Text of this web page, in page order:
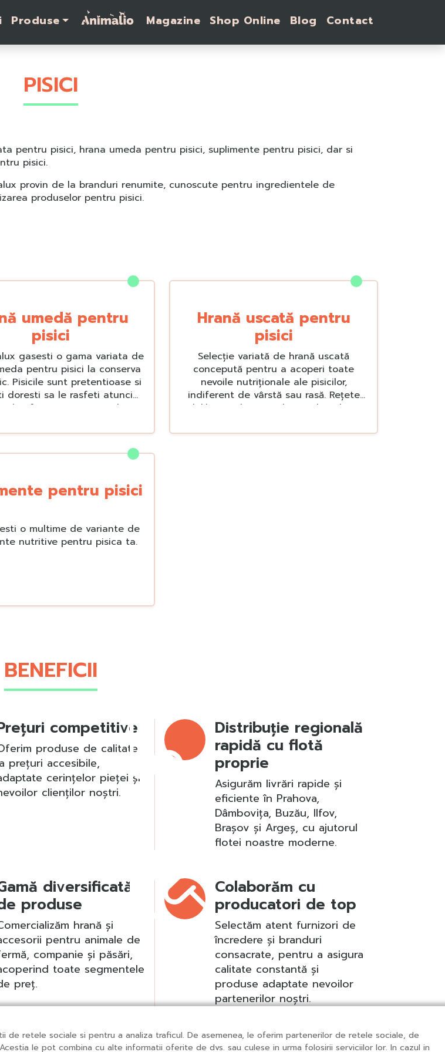
Produse Magazine Shop Online Blog Contact
PISICI
pentru pisici, hrana umeda pentru pisici, suplimente pentru pisici, dar si
pisici.
provin de la branduri renumite, cunoscute pentru ingredientele de
produselor pentru pisici.
umedă pentru
pisici
gasesti o gama variata de
pentru pisici la conserva
si
doresti sa le rasfeti atunci
le oferi mancare umeda cu
umeda pentru pisici de la
renumite precum Versele
Carpathian, Schesir, si Royal
toarce de bucurie.
Hrană uscată pentru
pisici
Selecție variată de hrană uscată
concepută pentru a acoperi toate
nevoile nutriționale ale pisicilor,
indiferent de vârstă sau rasă. Rețete
echilibrate, din ingrediente de calitate,
strălucirea blănii și o digestie optimă.
pentru pisici
o multime de variante de
nutritive pentru pisica ta.
BENEFICII
competitive
produse de calitate
prețuri accesibile,
cerințelor pieței și
clienților noștri.
Distribuție regională
rapidă cu flotă
proprie
Asigurăm livrări rapide și
eficiente în Prahova,
Dâmbovița, Buzău, Ilfov,
Brașov și Argeș, cu ajutorul
flotei noastre moderne.
diversificată
produse
hrană și
pentru animale de
companie și păsări,
toate segmentele
preț.
Colaborăm cu
producatori de top
Selectăm atent furnizori de
încredere și branduri
consacrate, pentru a asigura
calitate constantă și
produse adaptate nevoilor
partenerilor noștri.
retele sociale si pentru a analiza traficul. De asemenea, le oferim partenerilor de retele sociale, de
le pot combina cu alte informatii oferite de dvs. sau culese in urma folosirii serviciilor lor. In cazul in